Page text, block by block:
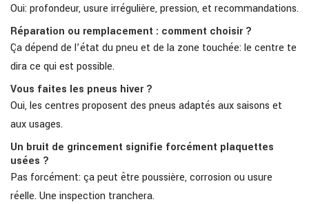
Oui: profondeur, usure irrégulière, pression, et recommandations.
Réparation ou remplacement : comment choisir ?
Ça dépend de l’état du pneu et de la zone touchée: le centre te
dira ce qui est possible.
Vous faites les pneus hiver ?
Oui, les centres proposent des pneus adaptés aux saisons et
aux usages.
Un bruit de grincement signifie forcément plaquettes
usées ?
Pas forcément: ça peut être poussière, corrosion ou usure
réelle. Une inspection tranchera.